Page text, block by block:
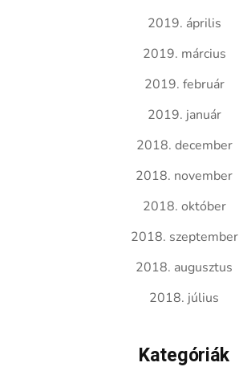
2019. április
2019. március
2019. február
2019. január
2018. december
2018. november
2018. október
2018. szeptember
2018. augusztus
2018. július
Kategóriák